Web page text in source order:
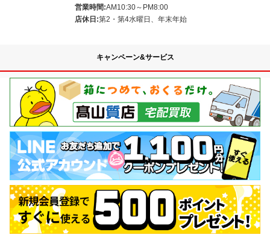
営業時間:AM10:30～PM8:00
店休日:第2・第4水曜日、年末年始
キャンペーン&サービス